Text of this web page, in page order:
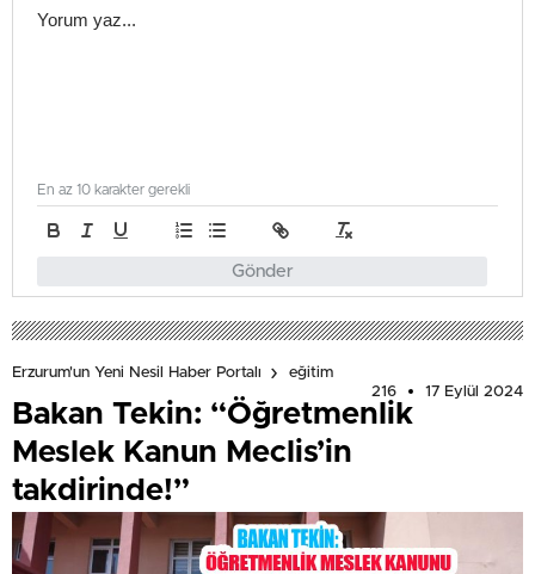
Gönder
En az 10 karakter gerekli
Erzurum'un Yeni Nesil Haber Portalı
eğitim
216
17 Eylül 2024
Bakan Tekin: “Öğretmenlik
Meslek Kanun Meclis’in
takdirinde!”